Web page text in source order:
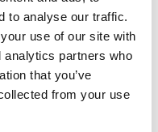
to analyse our traffic.
use of our site with
analytics partners who
that you’ve
from your use
Eine minimale
Ausfallzeit
während der